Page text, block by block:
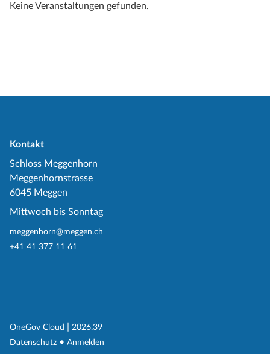
Keine Veranstaltungen gefunden.
Kontakt
Schloss Meggenhorn
Meggenhornstrasse
6045 Meggen
Mittwoch bis Sonntag
meggenhorn@meggen.ch
+41 41 377 11 61
OneGov Cloud (External Link)
2026.39
Datenschutz (External Link)
Anmelden